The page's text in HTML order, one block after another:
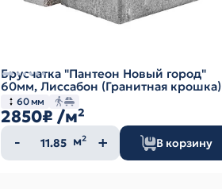
Брусчатка "Пантеон Новый город"
60мм, Лиссабон (Гранитная крошка)
60 мм
2850₽ /м²
Количество
товара
м² В корзину